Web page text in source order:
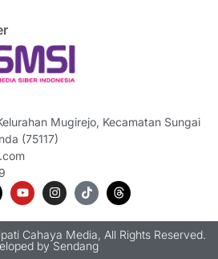
Mugirejo, Kecamatan Sungai
(75117)
Cahaya Media, All Rights Reserved.
bySendang